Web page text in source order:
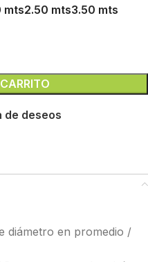
mts2.50 mts3.50 mts
de deseos
en promedio /